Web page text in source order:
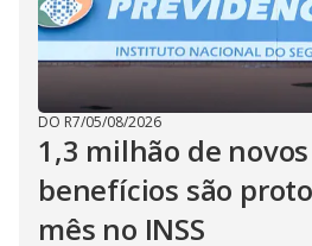
DO R7/05/08/2026
1,3 milhão de
benefícios são
mês no INSS